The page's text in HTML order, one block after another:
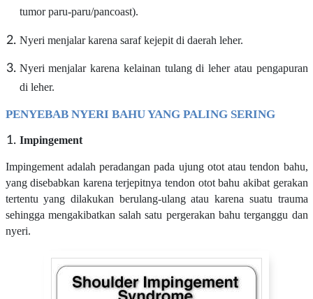
tumor paru-paru/pancoast).
Nyeri menjalar karena saraf kejepit di daerah leher.
Nyeri menjalar karena kelainan tulang di leher atau pengapuran
di leher.
PENYEBAB NYERI BAHU YANG PALING SERING
Impingement
Impingement adalah peradangan pada ujung otot atau tendon bahu,
yang disebabkan karena terjepitnya tendon otot bahu akibat gerakan
tertentu yang dilakukan berulang-ulang atau karena suatu trauma
sehingga mengakibatkan salah satu pergerakan bahu terganggu dan
nyeri.